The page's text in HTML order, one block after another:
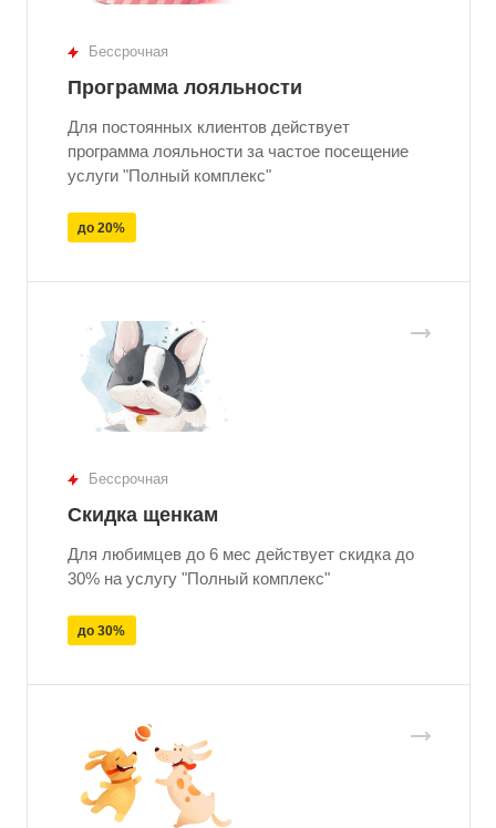
Бессрочная
Программа лояльности
Для постоянных клиентов действует
программа лояльности за частое посещение
услуги "Полный комплекс"
до 20%
Бессрочная
Скидка щенкам
Для любимцев до 6 мес действует скидка до
30% на услугу "Полный комплекс"
до 30%